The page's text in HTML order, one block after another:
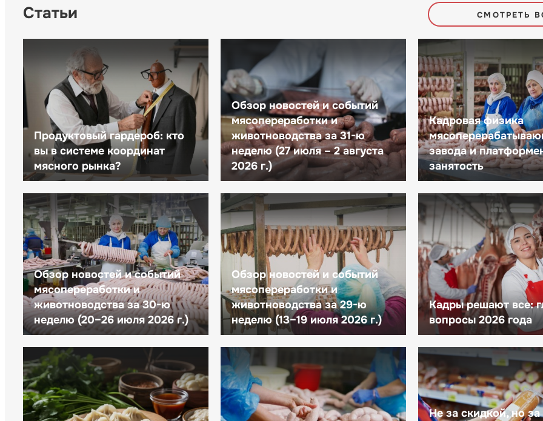
Статьи СМОТРЕТЬ
Продуктовый гардероб: кто
вы в системе координат
мясного рынка?
Обзор новостей и событий
мясопереработки и
животноводства за 31-ю
неделю (27 июля – 2 августа
2026 г.)
Кадровая физика
завода и
занятость
Обзор новостей и событий
мясопереработки и
животноводства за 30-ю
неделю (20–26 июля 2026 г.)
Обзор новостей и событий
мясопереработки и
животноводства за 29-ю
неделю (13–19 июля 2026 г.)
Кадры решают все:
вопросы 2026 года
Не за скидкой, но за